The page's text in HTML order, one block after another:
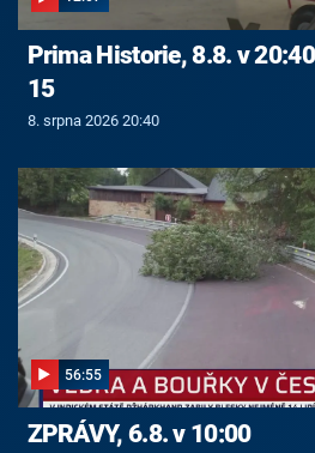
Prima Historie, 8.8. v
15
8. srpna 2026 20:40
56:55
ZPRÁVY, 6.8. v 10:00